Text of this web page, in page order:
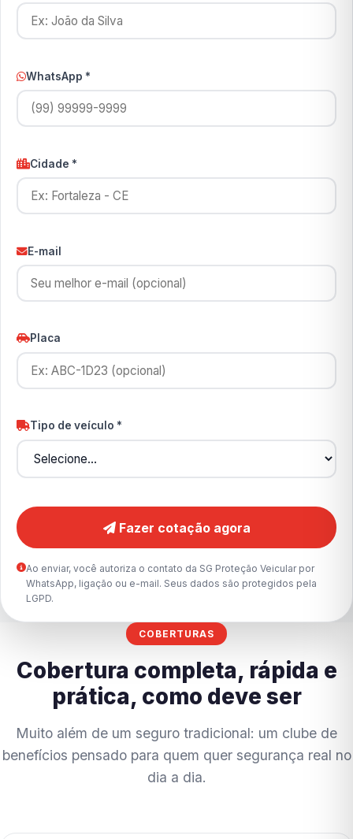
WhatsApp *
Cidade *
E-mail
Placa
Tipo de veículo *
Fazer cotação agora
Ao enviar, você autoriza o contato da SG Proteção Veicular por
WhatsApp, ligação ou e-mail. Seus dados são protegidos pela
LGPD.
COBERTURAS
Cobertura completa, rápida e
prática, como deve ser
Muito além de um seguro tradicional: um clube de
benefícios pensado para quem quer segurança real no
dia a dia.